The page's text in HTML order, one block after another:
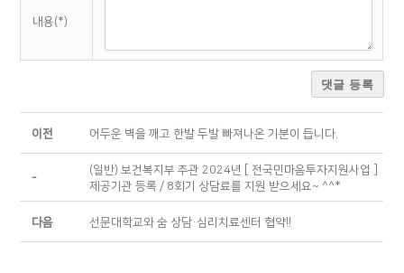
내용(*)
댓글 등록
이전 어두운 벽을 깨고 한발 두발 빠져나온 기분이 듭니다.
-
(일반) 보건복지부 주관 2024년 [ 전국민마음투자지원사업 ]
제공기관 등록 / 8회기 상담료를 지원 받으세요~ ^^*
다음 선문대학교와 숨 상담·심리치료센터 협약!!